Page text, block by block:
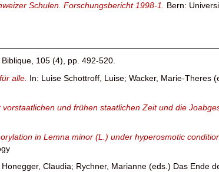
Schulen. Forschungsbericht 1998-1. Bern:
Biblique, 105 (4), pp. 492-520.
alle. In: Luise Schottroff, Luise; Wacker, Marie-Theres
und frühen staatlichen Zeit und die
in Lemna minor (L.) under hyperosmotic
Honegger, Claudia; Rychner, Marianne (eds.) Das Ende